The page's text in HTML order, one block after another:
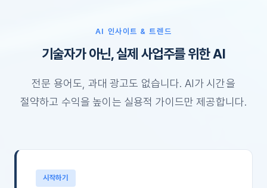
AI 인사이트 & 트렌드
기술자가 아닌, 실제 사업주를 위한 AI
전문 용어도, 과대 광고도 없습니다. AI가 시간을
절약하고 수익을 높이는 실용적 가이드만 제공합니다.
시작하기